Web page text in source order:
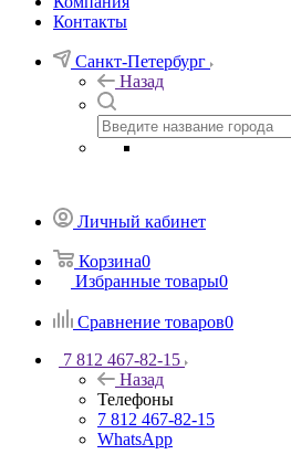
Контакты
Санкт-Петербург
Назад
Личный кабинет
Корзина0
Избранные товары0
Сравнение товаров0
7 812 467-82-15
Назад
Телефоны
7 812 467-82-15
WhatsApp